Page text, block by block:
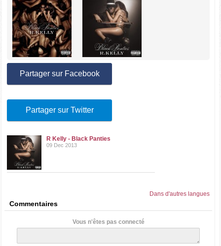
Partager sur Facebook
Partager sur Twitter
R Kelly - Black Panties
09 Dec 2013
Dans d'autres langues
Commentaires
Vous n'êtes pas connecté